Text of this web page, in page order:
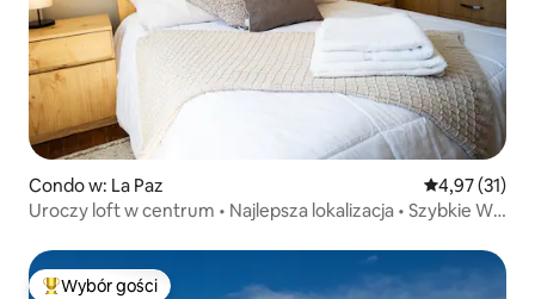
Condo w: La Paz Średnia
4,97 (31)
Uroczy loft w centrum • Najlepsza lokalizacja • Szybkie Wi-
Wybór gości